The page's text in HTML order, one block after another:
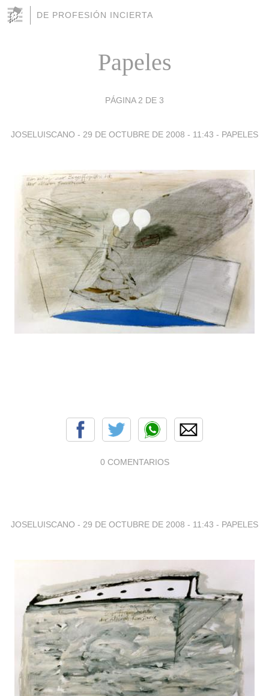
DE PROFESIÓN INCIERTA
Papeles
PÁGINA 2 DE 3
JOSELUISCANO - 29 DE OCTUBRE DE 2008 - 11:43 - PAPELES
0 COMENTARIOS
JOSELUISCANO - 29 DE OCTUBRE DE 2008 - 11:43 - PAPELES